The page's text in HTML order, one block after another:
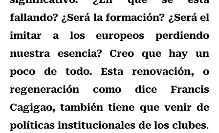
fallando? ¿Será la formación? ¿Será el
imitar a los europeos perdiendo
nuestra esencia? Creo que hay un
poco de todo. Esta renovación, o
regeneración como dice Francis
Cagigao, también tiene que venir de
políticas institucionales de los clubes.